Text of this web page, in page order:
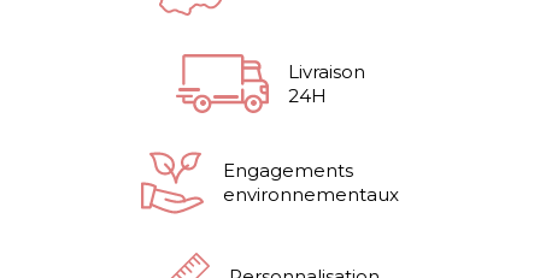
Livraison
24H
Engagements
environnementaux